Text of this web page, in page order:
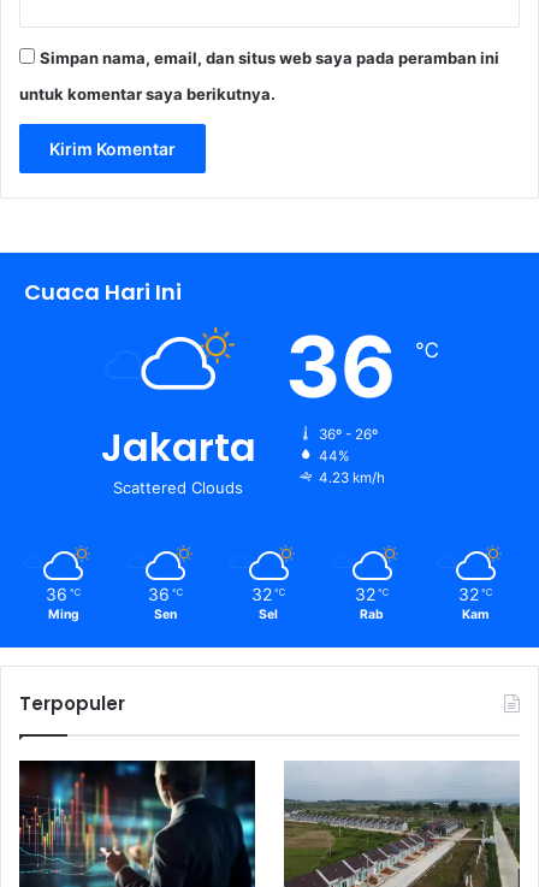
Simpan nama, email, dan situs web saya pada peramban ini
untuk komentar saya berikutnya.
Cuaca Hari Ini
Jakarta
Scattered Clouds
36 ℃
36º - 26º
44%
4.23 km/h
36 ℃
Ming
36 ℃
Sen
32 ℃
Sel
32 ℃
Rab
32 ℃
Kam
Terpopuler